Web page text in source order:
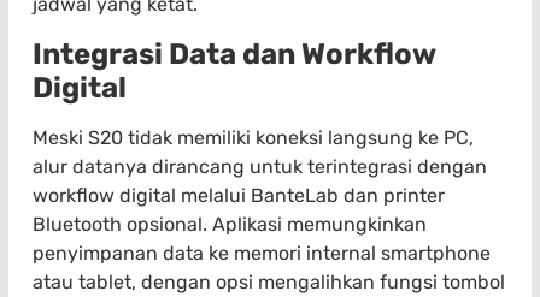
Integrasi Data dan Workflow
Digital
Meski S20 tidak memiliki koneksi langsung ke PC,
alur datanya dirancang untuk terintegrasi dengan
workflow digital melalui BanteLab dan printer
Bluetooth opsional. Aplikasi memungkinkan
penyimpanan data ke memori internal smartphone
atau tablet, dengan opsi mengalihkan fungsi tombol